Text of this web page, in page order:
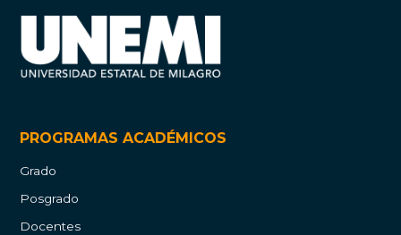
PROGRAMAS ACADÉMICOS
Grado
Posgrado
Docentes